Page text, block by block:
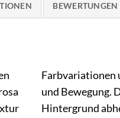
BEWERTUNGEN
Farbvariationen
und Bewegung.
Hintergrund